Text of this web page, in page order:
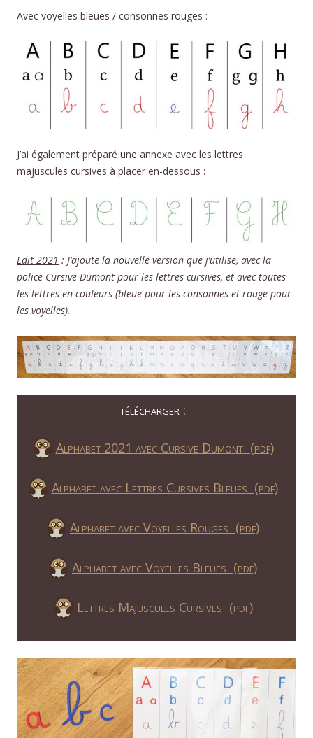
Avec voyelles bleues / consonnes rouges :
J’ai également préparé une annexe avec les lettres
majuscules cursives à placer en-dessous :
Edit 2021 : J’ajoute la nouvelle version que j’utilise, avec la
police Cursive Dumont pour les lettres cursives, et avec toutes
les lettres en couleurs (bleue pour les consonnes et rouge pour
les voyelles).
télécharger :
Alphabet 2021 avec Cursive Dumont (pdf)
Alphabet avec Lettres Cursives Bleues (pdf)
Alphabet avec Voyelles Rouges (pdf)
Alphabet avec Voyelles Bleues (pdf)
Lettres Majuscules Cursives (pdf)